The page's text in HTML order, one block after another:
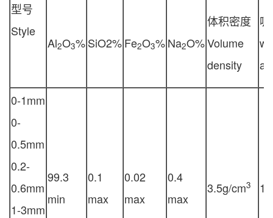
型号
Style
Al2O3%SiO2%Fe2O3%Na2O%
体积密度
Volume
density
0-1mm
0-
0.5mm
0.2-
0.6mm
1-3mm
99.3
min
0.1
max
0.02
max
0.4
max
3.5g/cm3